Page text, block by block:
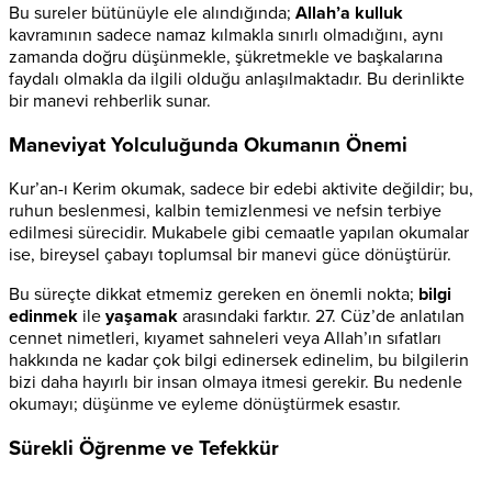
Bu sureler bütünüyle ele alındığında; Allah’a kulluk
kavramının sadece namaz kılmakla sınırlı olmadığını, aynı
zamanda doğru düşünmekle, şükretmekle ve başkalarına
faydalı olmakla da ilgili olduğu anlaşılmaktadır. Bu derinlikte
bir manevi rehberlik sunar.
Maneviyat Yolculuğunda Okumanın Önemi
Kur’an-ı Kerim okumak, sadece bir edebi aktivite değildir; bu,
ruhun beslenmesi, kalbin temizlenmesi ve nefsin terbiye
edilmesi sürecidir. Mukabele gibi cemaatle yapılan okumalar
ise, bireysel çabayı toplumsal bir manevi güce dönüştürür.
Bu süreçte dikkat etmemiz gereken en önemli nokta; bilgi
edinmek ile yaşamak arasındaki farktır. 27. Cüz’de anlatılan
cennet nimetleri, kıyamet sahneleri veya Allah’ın sıfatları
hakkında ne kadar çok bilgi edinersek edinelim, bu bilgilerin
bizi daha hayırlı bir insan olmaya itmesi gerekir. Bu nedenle
okumayı; düşünme ve eyleme dönüştürmek esastır.
Sürekli Öğrenme ve Tefekkür